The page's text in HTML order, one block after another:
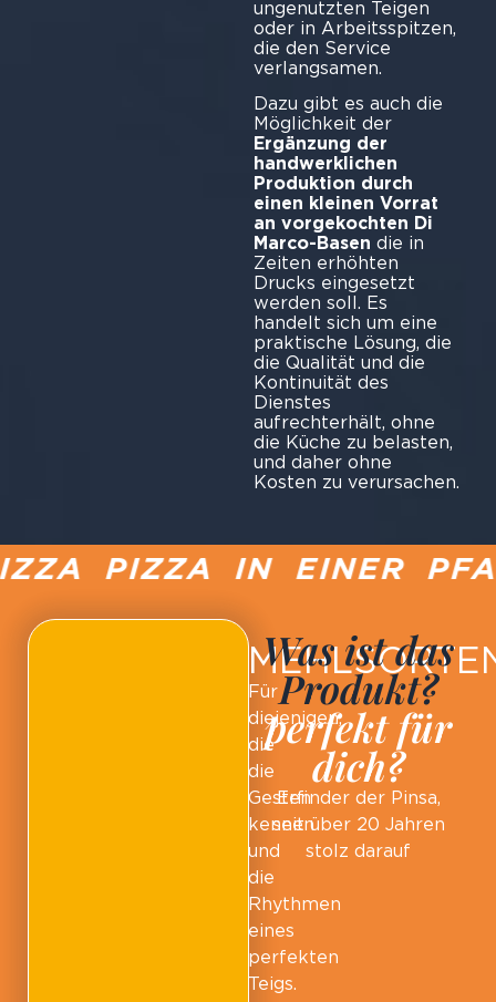
ungenutzten Teigen
oder in Arbeitsspitzen,
die den Service
verlangsamen.
Dazu gibt es auch die
Möglichkeit der
Ergänzung der
handwerklichen
Produktion durch
einen kleinen Vorrat
an vorgekochten Di
Marco-Basen die in
Zeiten erhöhten
Drucks eingesetzt
werden soll. Es
handelt sich um eine
praktische Lösung, die
die Qualität und die
Kontinuität des
Dienstes
aufrechterhält, ohne
die Küche zu belasten,
und daher ohne
Kosten zu verursachen.
PIZZA IN EINER
Für
diejenigen,
die
die
Gesten
kennen
und
die
Rhythmen
eines
perfekten
Teigs.
Was ist das
Produkt?
perfekt für
dich?
Erfinder der Pinsa,
seit über 20 Jahren
stolz darauf